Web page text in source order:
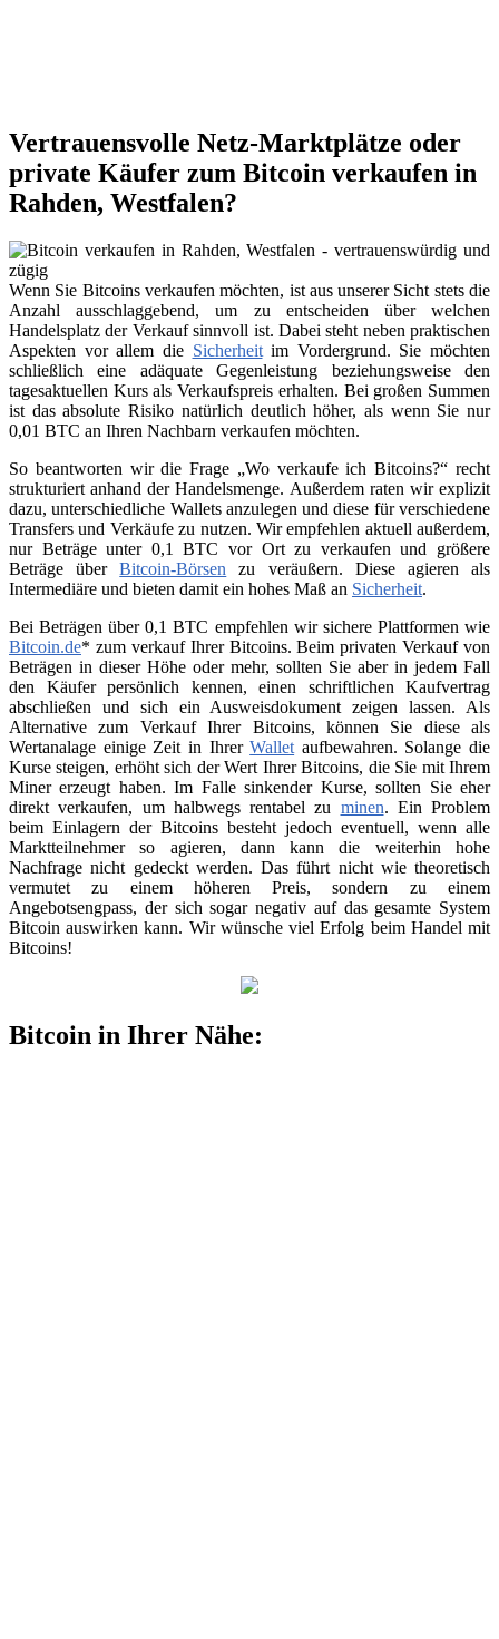
Vertrauensvolle Netz-Marktplätze oder
private Käufer zum Bitcoin verkaufen in
Rahden, Westfalen?
Wenn Sie Bitcoins verkaufen möchten, ist aus unserer Sicht stets die
Anzahl ausschlaggebend, um zu entscheiden über welchen
Handelsplatz der Verkauf sinnvoll ist. Dabei steht neben praktischen
Aspekten vor allem die Sicherheitim Vordergrund. Sie möchten
schließlich eine adäquate Gegenleistung beziehungsweise den
tagesaktuellen Kurs als Verkaufspreis erhalten. Bei großen Summen
ist das absolute Risiko natürlich deutlich höher, als wenn Sie nur
0,01 BTC an Ihren Nachbarn verkaufen möchten.
So beantworten wir die Frage „Wo verkaufe ich Bitcoins?“ recht
strukturiert anhand der Handelsmenge. Außerdem raten wir explizit
dazu, unterschiedliche Wallets anzulegen und diese für verschiedene
Transfers und Verkäufe zu nutzen. Wir empfehlen aktuell außerdem,
nur Beträge unter 0,1 BTC vor Ort zu verkaufen und größere
Beträge überBitcoin-Börsen zu veräußern. Diese agieren als
Intermediäre und bieten damit ein hohes Maß an Sicherheit.
Bei Beträgen über 0,1 BTC empfehlen wir sichere Plattformen wie
Bitcoin.de* zum verkauf Ihrer Bitcoins. Beim privaten Verkauf von
Beträgen in dieser Höhe oder mehr, sollten Sie aber in jedem Fall
den Käufer persönlich kennen, einen schriftlichen Kaufvertrag
abschließen und sich ein Ausweisdokument zeigen lassen. Als
Alternative zum Verkauf Ihrer Bitcoins, können Sie diese als
Wertanalage einige Zeit in IhrerWallet aufbewahren. Solange die
Kurse steigen, erhöht sich der Wert Ihrer Bitcoins, die Sie mit Ihrem
Miner erzeugt haben. Im Falle sinkender Kurse, sollten Sie eher
direkt verkaufen, um halbwegs rentabel zu minen. Ein Problem
beim Einlagern der Bitcoins besteht jedoch eventuell, wenn alle
Marktteilnehmer so agieren, dann kann die weiterhin hohe
Nachfrage nicht gedeckt werden. Das führt nicht wie theoretisch
vermutet zu einem höheren Preis, sondern zu einem
Angebotsengpass, der sich sogar negativ auf das gesamte System
Bitcoin auswirken kann. Wir wünsche viel Erfolg beim Handel mit
Bitcoins!
Bitcoin in Ihrer Nähe: